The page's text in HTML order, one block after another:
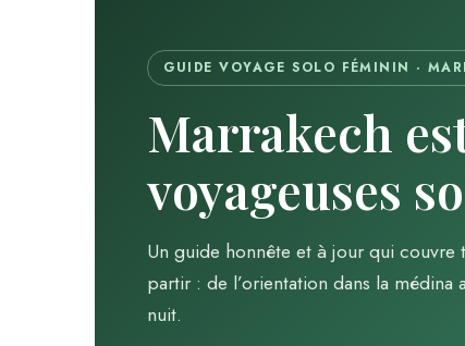
GUIDE VOYAGE SOLO FÉMININ ·
Marrakech
voyageuses
Un guide honnête et à jour qui couvre
partir : de l’orientation dans la
nuit.